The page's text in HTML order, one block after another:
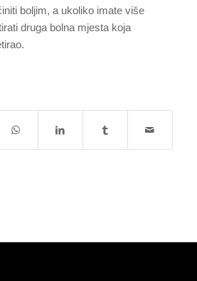
boljim, a ukoliko imate više
druga bolna mjesta koja